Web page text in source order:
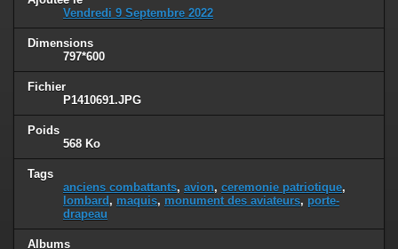
Vendredi 9 Septembre 2022
Dimensions
797*600
Fichier
P1410691.JPG
Poids
568 Ko
Tags
anciens combattants, avion, ceremonie patriotique,
lombard , maquis, monument des aviateurs, porte-
drapeau
Albums